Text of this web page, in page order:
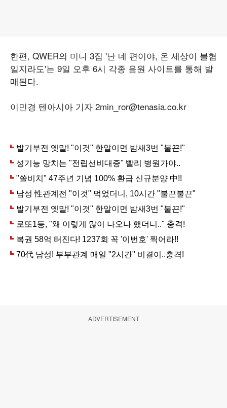
한편, QWER의 미니 3집 '난 네 편이야, 온 세상이 불협
일지라도'는 9일 오후 6시 각종 음원 사이트를 통해 발
매된다.
이민경 텐아시아 기자 2min_ror@tenasia.co.kr
ADVERTISEMENT